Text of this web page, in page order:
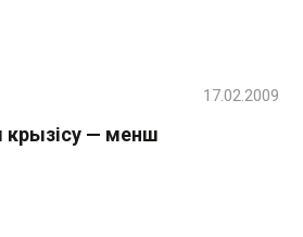
крызісу — менш
17.02.2009